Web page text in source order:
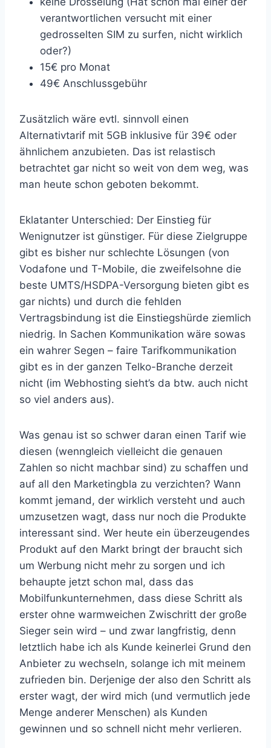
verantwortlichen versucht mit einer
gedrosselten SIM zu surfen, nicht wirklich
oder?)
15€ pro Monat
49€ Anschlussgebühr
Zusätzlich wäre evtl. sinnvoll einen
Alternativtarif mit 5GB inklusive für 39€ oder
ähnlichem anzubieten. Das ist relastisch
betrachtet gar nicht so weit von dem weg, was
man heute schon geboten bekommt.
Eklatanter Unterschied: Der Einstieg für
Wenignutzer ist günstiger. Für diese Zielgruppe
gibt es bisher nur schlechte Lösungen (von
Vodafone und T-Mobile, die zweifelsohne die
beste UMTS/HSDPA-Versorgung bieten gibt es
gar nichts) und durch die fehlden
Vertragsbindung ist die Einstiegshürde ziemlich
niedrig. In Sachen Kommunikation wäre sowas
ein wahrer Segen – faire Tarifkommunikation
gibt es in der ganzen Telko-Branche derzeit
nicht (im Webhosting sieht’s da btw. auch nicht
so viel anders aus).
Was genau ist so schwer daran einen Tarif wie
diesen (wenngleich vielleicht die genauen
Zahlen so nicht machbar sind) zu schaffen und
auf all den Marketingbla zu verzichten? Wann
kommt jemand, der wirklich versteht und auch
umzusetzen wagt, dass nur noch die Produkte
interessant sind. Wer heute ein überzeugendes
Produkt auf den Markt bringt der braucht sich
um Werbung nicht mehr zu sorgen und ich
behaupte jetzt schon mal, dass das
Mobilfunkunternehmen, dass diese Schritt als
erster ohne warmweichen Zwischritt der große
Sieger sein wird – und zwar langfristig, denn
letztlich habe ich als Kunde keinerlei Grund den
Anbieter zu wechseln, solange ich mit meinem
zufrieden bin. Derjenige der also den Schritt als
erster wagt, der wird mich (und vermutlich jede
Menge anderer Menschen) als Kunden
gewinnen und so schnell nicht mehr verlieren.